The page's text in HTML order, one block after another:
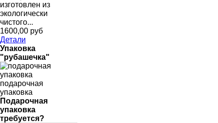
изготовлен из
экологически
чистого...
1600,00 руб
Детали
Упаковка
"рубашечка"
подарочная
упаковка
Подарочная
упаковка
требуется?